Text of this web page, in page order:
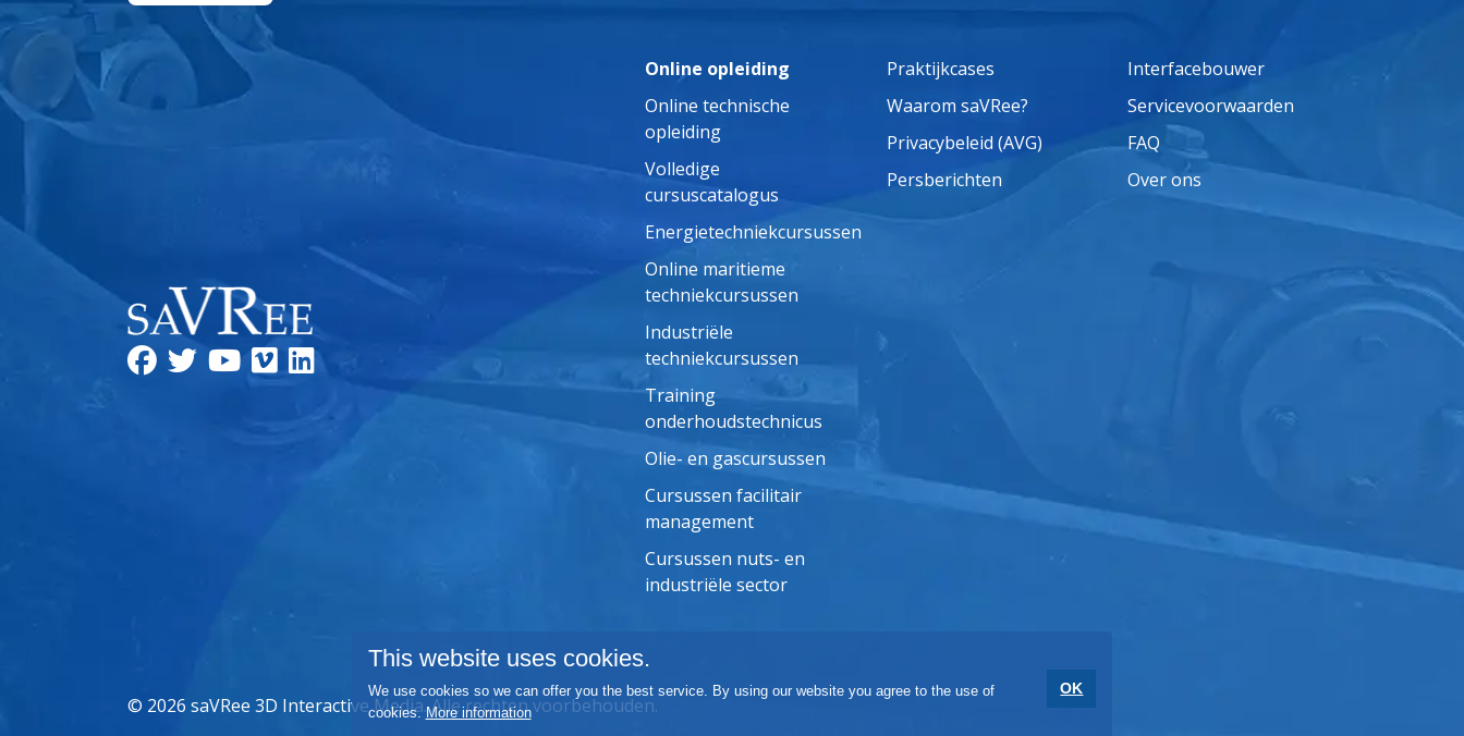
Online opleiding
Online technische
opleiding
Volledige
cursuscatalogus
Energietechniekcursussen
Online maritieme
techniekcursussen
Industriële
techniekcursussen
Training
onderhoudstechnicus
Olie- en gascursussen
Cursussen facilitair
management
Cursussen nuts- en
industriële sector
Praktijkcases
Waarom saVRee?
Privacybeleid (AVG)
Persberichten
Interfacebouwer
Servicevoorwaarden
FAQ
Over ons
© 2026 saVRee 3D Interactive Media. Alle rechten voorbehouden.
This website uses cookies.
We use cookies so we can offer you the best service. By using our website you agree to the use of
cookies.More information
OK